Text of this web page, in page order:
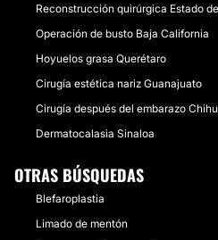
Reconstrucción quirúrgica Estado
Operación de busto Baja California
Hoyuelos grasa Querétaro
Cirugía estética nariz Guanajuato
Cirugía después del embarazo
Dermatocalasia Sinaloa
OTRAS BÚSQUEDAS
Blefaroplastia
Limado de mentón